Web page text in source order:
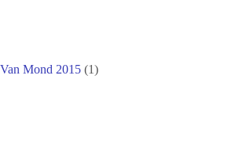
Mond 2015 (1)